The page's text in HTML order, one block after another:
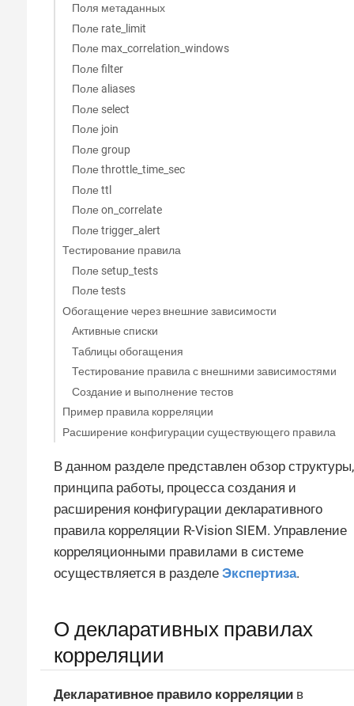
Поля метаданных
Поле rate_limit
Поле max_correlation_windows
Поле filter
Поле aliases
Поле select
Поле join
Поле group
Поле throttle_time_sec
Поле ttl
Поле on_correlate
Поле trigger_alert
Тестирование правила
Поле setup_tests
Поле tests
Обогащение через внешние зависимости
Активные списки
Таблицы обогащения
Тестирование правила с внешними зависимостями
Создание и выполнение тестов
Пример правила корреляции
Расширение конфигурации существующего правила
В данном разделе представлен обзор структуры,
принципа работы, процесса создания и
расширения конфигурации декларативного
правила корреляции R-Vision SIEM. Управление
корреляционными правилами в системе
осуществляется в разделе Экспертиза.
О декларативных правилах
корреляции
Декларативное правило корреляции в